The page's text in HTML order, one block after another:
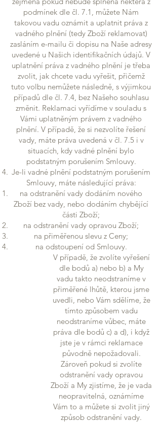
podmínek dle čl. 7.1, můžete Nám
takovou vadu oznámit a uplatnit práva z
vadného plnění (tedy Zboží reklamovat)
zasláním e-mailu či dopisu na Naše adresy
uvedené u Našich identifikačních údajů. V
uplatnění práva z vadného plnění je třeba
zvolit, jak chcete vadu vyřešit, přičemž
tuto volbu nemůžete následně, s výjimkou
případů dle čl. 7.4, bez Našeho souhlasu
změnit. Reklamaci vyřídíme v souladu s
Vámi uplatněným právem z vadného
plnění. V případě, že si nezvolíte řešení
vady, máte práva uvedená v čl. 7.5 i v
situacích, kdy vadné plnění bylo
podstatným porušením Smlouvy.
Je-li vadné plnění podstatným porušením
Smlouvy, máte následující práva:
na odstranění vady dodáním nového
Zboží bez vady, nebo dodáním chybějící
části Zboží;
na odstranění vady opravou Zboží;
na přiměřenou slevu z Ceny;
na odstoupení od Smlouvy.
V případě, že zvolíte vyřešení
dle bodů a) nebo b) a My
vadu takto neodstraníme v
přiměřené lhůtě, kterou jsme
uvedli, nebo Vám sdělíme, že
tímto způsobem vadu
neodstraníme vůbec, máte
práva dle bodů c) a d), i když
jste je v rámci reklamace
původně nepožadovali.
Zároveň pokud si zvolíte
odstranění vady opravou
Zboží a My zjistíme, že je vada
neopravitelná, oznámíme
Vám to a můžete si zvolit jiný
způsob odstranění vady.